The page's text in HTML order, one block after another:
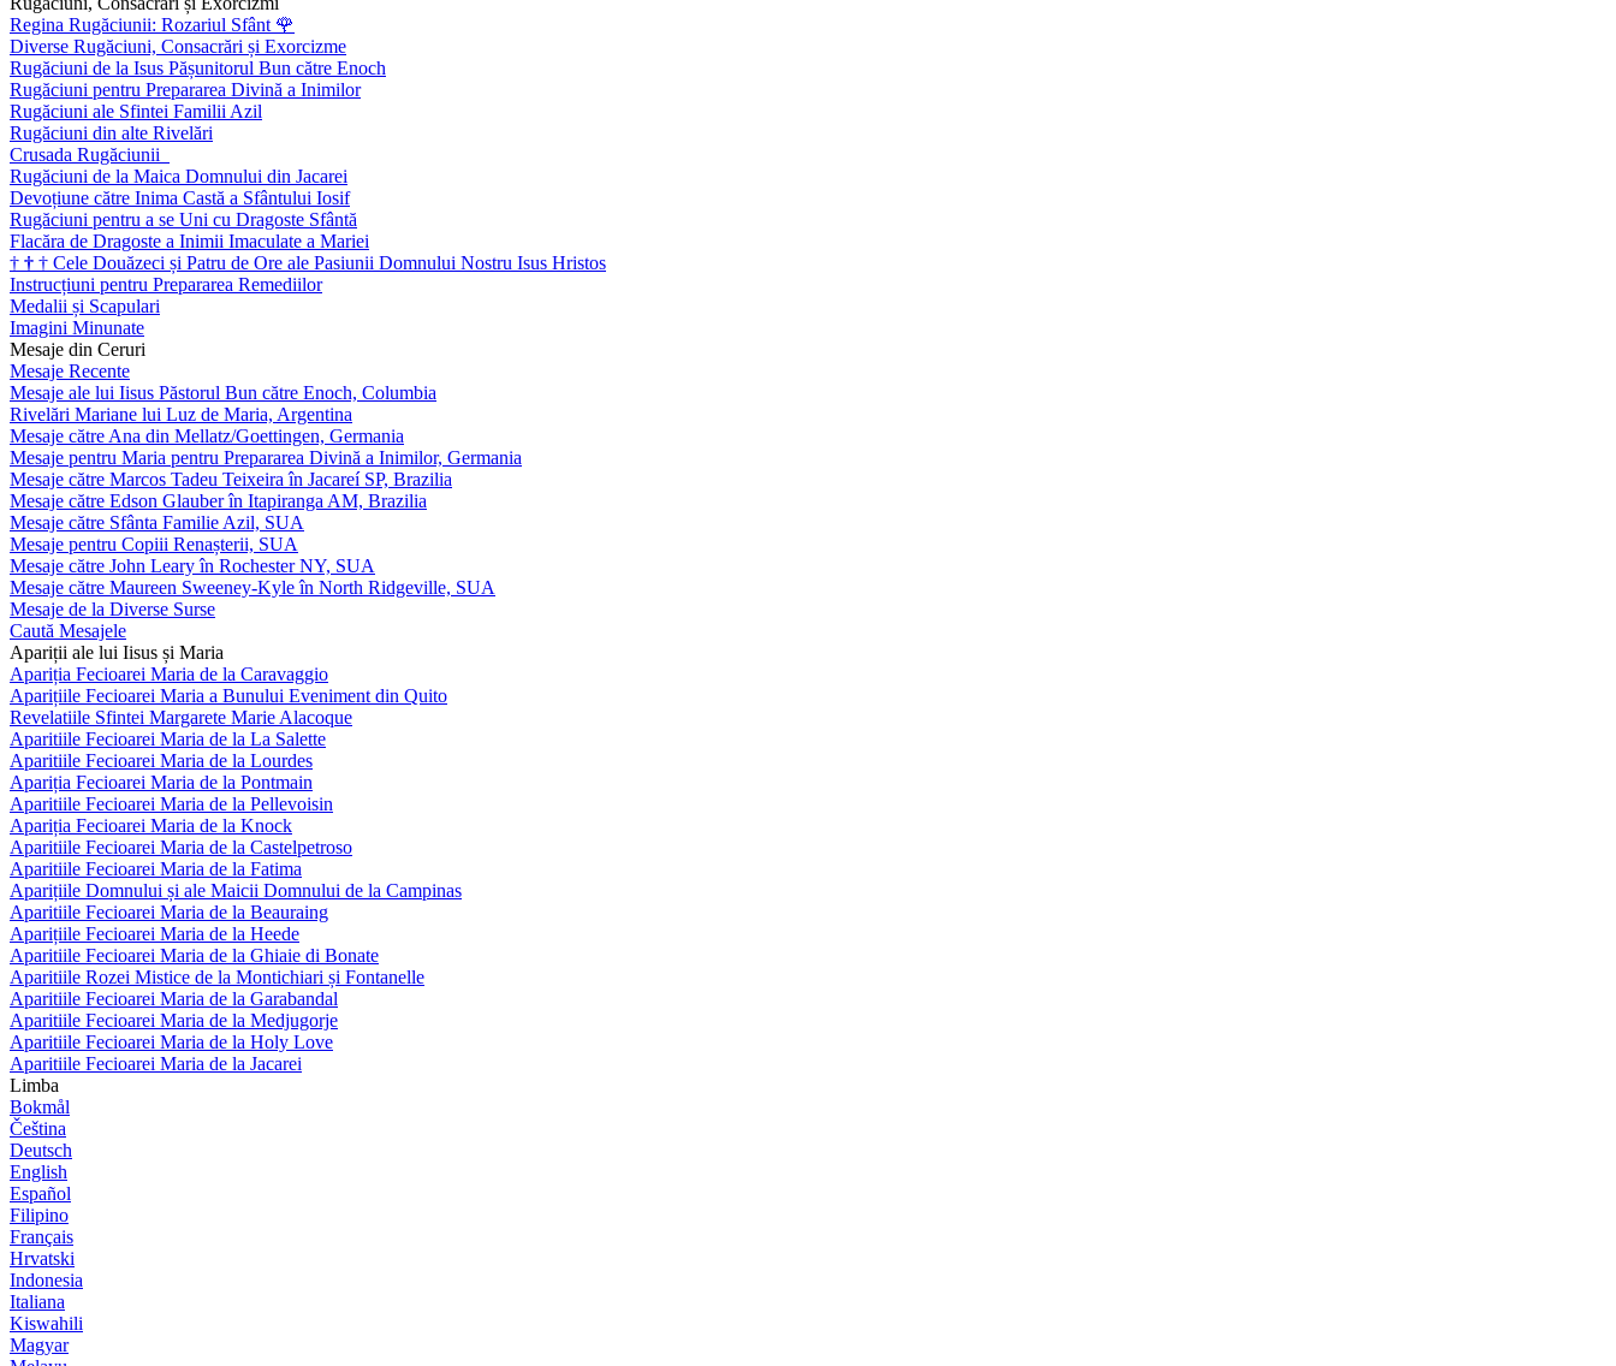
Regina Rugăciunii: Rozariul Sfânt 🌹
Diverse Rugăciuni, Consacrări și Exorcizme
Rugăciuni de la Isus Pășunitorul Bun către Enoch
Rugăciuni pentru Prepararea Divină a Inimilor
Rugăciuni ale Sfintei Familii Azil
Rugăciuni din alte Rivelări
Crusada Rugăciunii
Rugăciuni de la Maica Domnului din Jacarei
Devoțiune către Inima Castă a Sfântului Iosif
Rugăciuni pentru a se Uni cu Dragoste Sfântă
Flacăra de Dragoste a Inimii Imaculate a Mariei
† † † Cele Douăzeci și Patru de Ore ale Pasiunii Domnului Nostru Isus Hristos
Instrucțiuni pentru Prepararea Remediilor
Medalii și Scapulari
Imagini Minunate
Mesaje din Ceruri
Mesaje Recente
Mesaje ale lui Iisus Păstorul Bun către Enoch, Columbia
Rivelări Mariane lui Luz de Maria, Argentina
Mesaje către Ana din Mellatz/Goettingen, Germania
Mesaje pentru Maria pentru Prepararea Divină a Inimilor, Germania
Mesaje către Marcos Tadeu Teixeira în Jacareí SP, Brazilia
Mesaje către Edson Glauber în Itapiranga AM, Brazilia
Mesaje către Sfânta Familie Azil, SUA
Mesaje pentru Copiii Renașterii, SUA
Mesaje către John Leary în Rochester NY, SUA
Mesaje către Maureen Sweeney-Kyle în North Ridgeville, SUA
Mesaje de la Diverse Surse
Caută Mesajele
Apariții ale lui Iisus și Maria
Apariția Fecioarei Maria de la Caravaggio
Aparițiile Fecioarei Maria a Bunului Eveniment din Quito
Revelatiile Sfintei Margarete Marie Alacoque
Aparitiile Fecioarei Maria de la La Salette
Aparitiile Fecioarei Maria de la Lourdes
Apariția Fecioarei Maria de la Pontmain
Aparitiile Fecioarei Maria de la Pellevoisin
Apariția Fecioarei Maria de la Knock
Aparitiile Fecioarei Maria de la Castelpetroso
Aparitiile Fecioarei Maria de la Fatima
Aparițiile Domnului și ale Maicii Domnului de la Campinas
Aparitiile Fecioarei Maria de la Beauraing
Aparițiile Fecioarei Maria de la Heede
Aparitiile Fecioarei Maria de la Ghiaie di Bonate
Aparitiile Rozei Mistice de la Montichiari și Fontanelle
Aparitiile Fecioarei Maria de la Garabandal
Aparitiile Fecioarei Maria de la Medjugorje
Aparitiile Fecioarei Maria de la Holy Love
Aparitiile Fecioarei Maria de la Jacarei
Limba
Bokmål
Čeština
Deutsch
English
Español
Filipino
Français
Hrvatski
Indonesia
Italiana
Kiswahili
Magyar